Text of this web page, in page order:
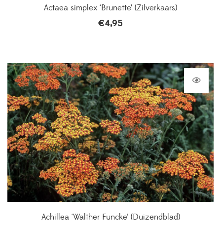
Actaea simplex ‘Brunette’ (Zilverkaars)
€4,95
Achillea ‘Walther Funcke’ (Duizendblad)